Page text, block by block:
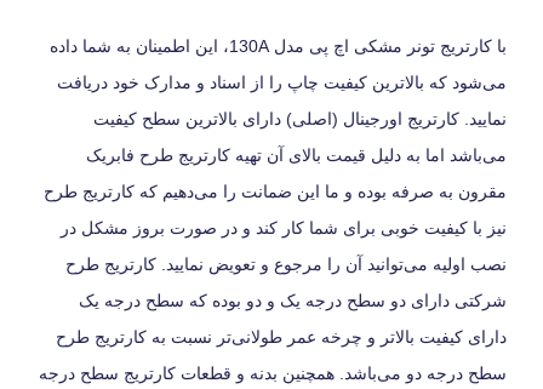
با کارتریج تونر مشکی اچ پی مدل 130A، این اطمینان به شما داده
می‌شود که بالاترین کیفیت چاپ را از اسناد و مدارک خود دریافت
نمایید. کارتریج اورجینال (اصلی) دارای بالاترین سطح کیفیت
می‌باشد اما به دلیل قیمت بالای آن تهیه کارتریج طرح فابریک
مقرون به صرفه بوده و ما این ضمانت را می‌دهیم که کارتریج طرح
نیز با کیفیت خوبی برای شما کار کند و در صورت بروز مشکل در
نصب اولیه می‌توانید آن را مرجوع و تعویض نمایید. کارتریج طرح
شرکتی دارای دو سطح درجه یک و دو بوده که سطح درجه یک
دارای کیفیت بالاتر و چرخه عمر طولانی‌تر نسبت به کارتریج طرح
سطح درجه دو می‌باشد. همچنین بدنه و قطعات کارتریج سطح درجه